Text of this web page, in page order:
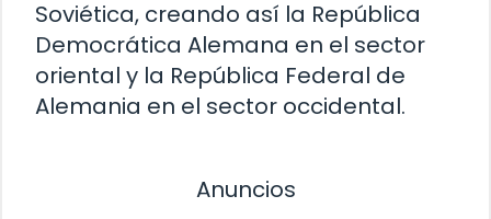
Soviética, creando así la República
Democrática Alemana en el sector
oriental y la República Federal de
Alemania en el sector occidental.
Anuncios